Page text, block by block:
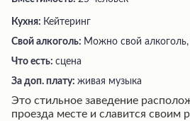
Кухня: Кейтеринг
Свой алкоголь: Можно свой алкоголь,
Что есть: сцена
За доп. плату: живая музыка
Это стильное заведение
проезда месте и славится своим